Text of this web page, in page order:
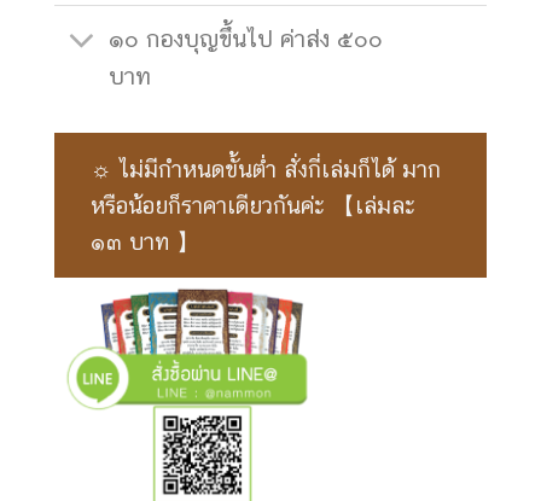
๑๐ กองบุญขึ้นไป ค่าส่ง ๕๐๐
บาท
☼ ไม่มีกำหนดขั้นต่ำ สั่งกี่เล่มก็ได้ มาก
หรือน้อยก็ราคาเดียวกันค่ะ 【เล่มละ
๑๓ บาท 】